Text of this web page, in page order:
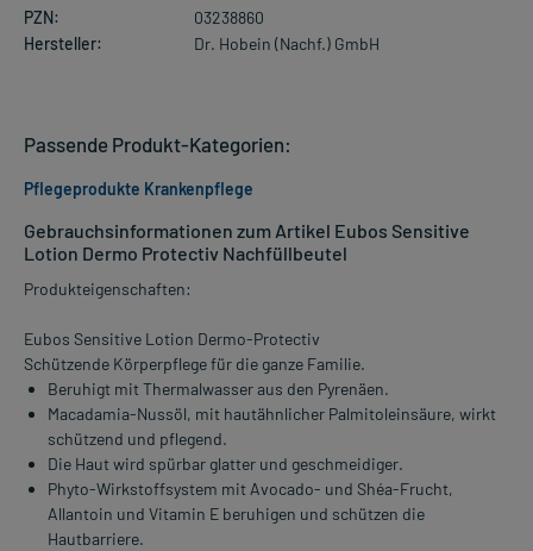
PZN:
03238860
Hersteller:
Dr. Hobein (Nachf.) GmbH
Gebrauchsinformationen zum Artikel Eubos Sensitive
Lotion Dermo Protectiv Nachfüllbeutel
Produkteigenschaften:
Eubos Sensitive Lotion Dermo-Protectiv
Schützende Körperpflege für die ganze Familie.
Beruhigt mit Thermalwasser aus den Pyrenäen.
Macadamia-Nussöl, mit hautähnlicher Palmitoleinsäure, wirkt
schützend und pflegend.
Die Haut wird spürbar glatter und geschmeidiger.
Phyto-Wirkstoffsystem mit Avocado- und Shéa-Frucht,
Allantoin und Vitamin E beruhigen und schützen die
Hautbarriere.
Passende Produkt-Kategorien:
Pflegeprodukte Krankenpflege